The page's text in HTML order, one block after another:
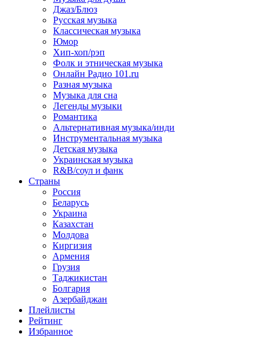
Джаз/Блюз
Русская музыка
Классическая музыка
Юмор
Хип-хоп/рэп
Фолк и этническая музыка
Онлайн Радио 101.ru
Разная музыка
Музыка для сна
Легенды музыки
Романтика
Альтернативная музыка/инди
Инструментальная музыка
Детская музыка
Украинская музыка
R&B/cоул и фанк
Страны
Россия
Беларусь
Украина
Казахстан
Молдова
Киргизия
Армения
Грузия
Таджикистан
Болгария
Азербайджан
Плейлисты
Рейтинг
Избранное